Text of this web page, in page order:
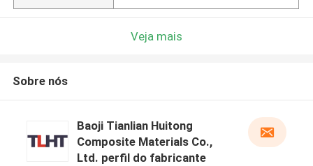
Veja mais
Sobre nós
Baoji Tianlian Huitong
Composite Materials Co.,
Ltd. perfil do fabricante